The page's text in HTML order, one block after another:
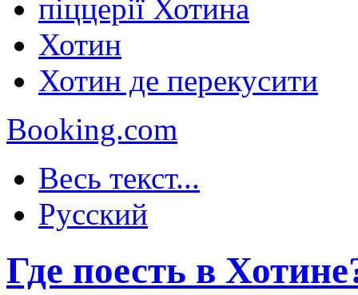
піццерії Хотина
Хотин
Хотин де перекусити
Booking.com
Весь текст...
Русский
Где поесть в